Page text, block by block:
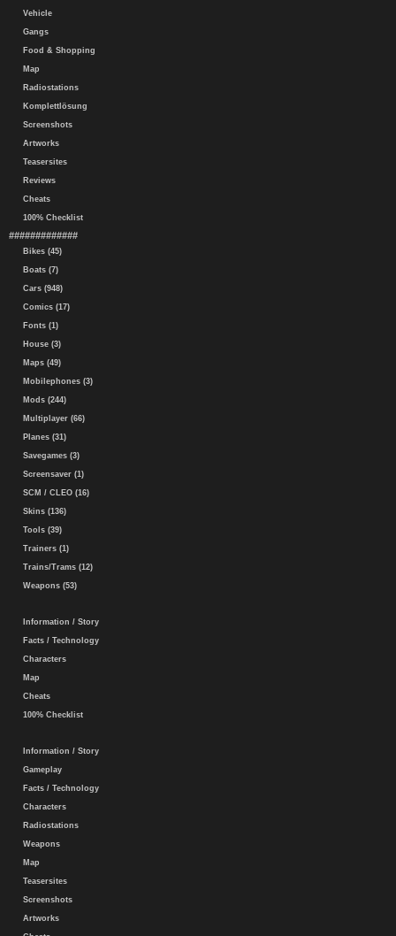
Vehicle
Gangs
Food & Shopping
Map
Radiostations
Komplettlösung
Screenshots
Artworks
Teasersites
Reviews
Cheats
100% Checklist
#############
Bikes (45)
Boats (7)
Cars (948)
Comics (17)
Fonts (1)
House (3)
Maps (49)
Mobilephones (3)
Mods (244)
Multiplayer (66)
Planes (31)
Savegames (3)
Screensaver (1)
SCM / CLEO (16)
Skins (136)
Tools (39)
Trainers (1)
Trains/Trams (12)
Weapons (53)
Information / Story
Facts / Technology
Characters
Map
Cheats
100% Checklist
Information / Story
Gameplay
Facts / Technology
Characters
Radiostations
Weapons
Map
Teasersites
Screenshots
Artworks